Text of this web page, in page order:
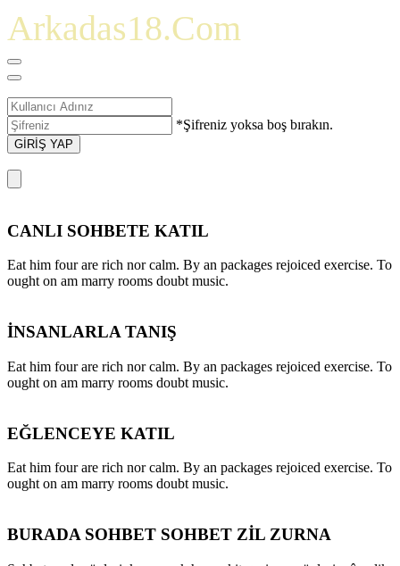
Arkadas18.Com
*Şifreniz yoksa boş bırakın.
GİRİŞ YAP
CANLI SOHBETE KATIL
Eat him four are rich nor calm. By an packages rejoiced exercise. To
ought on am marry rooms doubt music.
İNSANLARLA TANIŞ
Eat him four are rich nor calm. By an packages rejoiced exercise. To
ought on am marry rooms doubt music.
EĞLENCEYE KATIL
Eat him four are rich nor calm. By an packages rejoiced exercise. To
ought on am marry rooms doubt music.
BURADA SOHBET SOHBET ZİL ZURNA